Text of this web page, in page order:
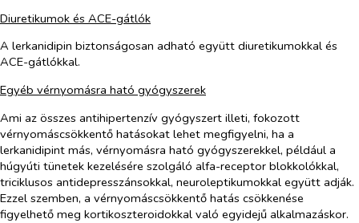
Diuretikumok és ACE-gátlók
A lerkanidipin biztonságosan adható együtt diuretikumokkal és
ACE-gátlókkal.
Egyéb vérnyomásra ható gyógyszerek
Ami az összes antihipertenzív gyógyszert illeti, fokozott
vérnyomáscsökkentő hatásokat lehet megfigyelni, ha a
lerkanidipint más, vérnyomásra ható gyógyszerekkel, például a
húgyúti tünetek kezelésére szolgáló alfa-receptor blokkolókkal,
triciklusos antidepresszánsokkal, neuroleptikumokkal együtt adják.
Ezzel szemben, a vérnyomáscsökkentő hatás csökkenése
figyelhető meg kortikoszteroidokkal való egyidejű alkalmazáskor.